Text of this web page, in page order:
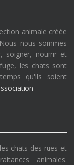
animale créée
nous sommes
soigner, nourrir et
les chats sont
qu'ils soient
chats des rues et
animales.